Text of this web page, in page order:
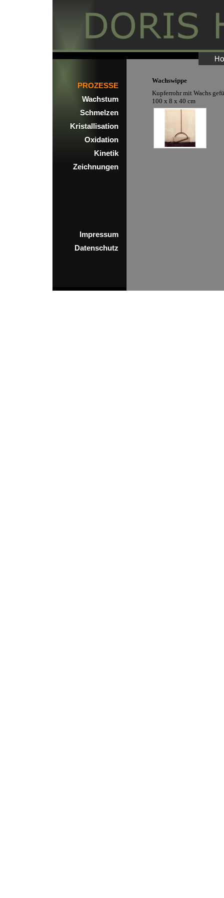
PROZESSE
Wachstum
Schmelzen
Kristallisation
Oxidation
Kinetik
Zeichnungen
Impressum
Datenschutz
Wachswippe
Kupferrohr mit Wachs
100 x 8 x 40 cm